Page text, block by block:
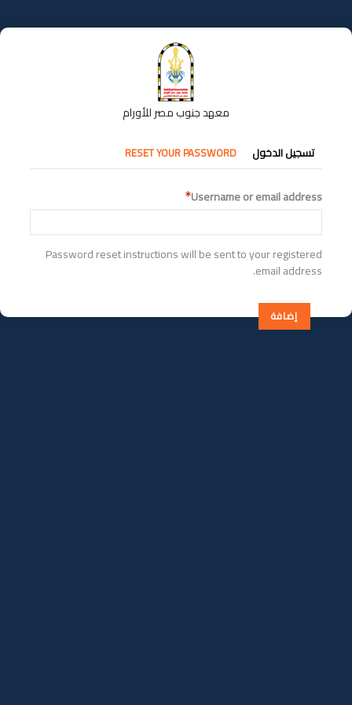
إلى
المحتوى
معهد جنوب مصر للأورام
التبويبات
الأساسية
تسجيل الدخول RESET YOUR PASSWORD
Username or email address
Password reset instructions will be sent to your registered
email address.